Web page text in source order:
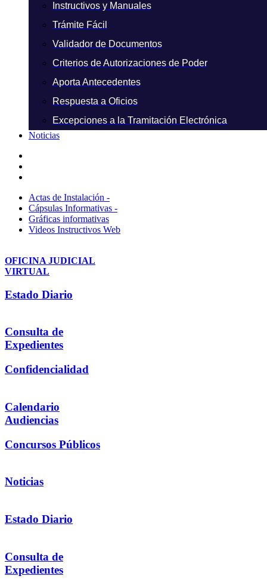
Instructivos y Manuales
Trámite Fácil
Validador de Documentos
Criterios de Autorizaciones de Poder
Aporta Antecedentes
Respuesta a Oficios
Excepciones a la Tramitación Electrónica
Noticias
Actas de Instalación -
Cápsulas Informativas -
Gráficas informativas
Videos Instructivos Web
OFICINA JUDICIAL
VIRTUAL
Estado Diario
Consulta de
Expedientes
Confidencialidad
Calendario
Audiencias
Concursos Públicos
Noticias
Estado Diario
Consulta de
Expedientes